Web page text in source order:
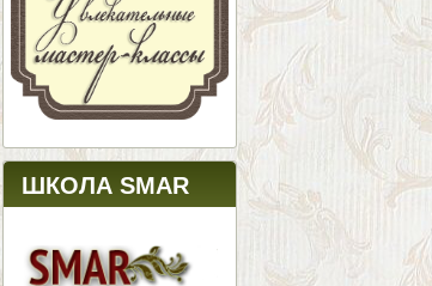
ШКОЛА SMAR